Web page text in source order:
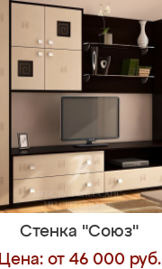
Стенка "Союз"
Цена: от 46 000 руб.